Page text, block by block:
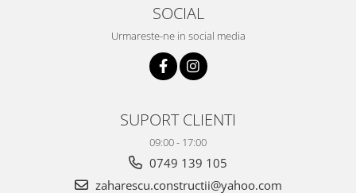
SOCIAL
Urmareste-ne in social media
SUPORT CLIENTI
09:00 - 17:00
0749 139 105
zaharescu.constructii@yahoo.com